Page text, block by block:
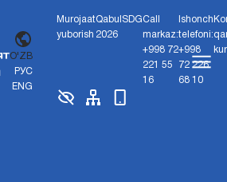
O'ZB
РУС
ENG
Murojaat
yuborish
Qabul
2026
SDGCall
markaz:
+998 72
221 55
16
Ishonch
telefoni:
+998
72 226
68 10